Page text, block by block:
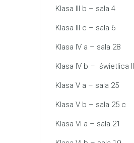
Klasa III b – sala 4
Klasa III c – sala 6
Klasa IV a – sala 28
Klasa IV b – świetlica II
Klasa V a – sala 25
Klasa V b – sala 25 c
Klasa VI a – sala 21